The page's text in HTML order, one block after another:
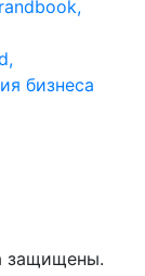
бизнеса
защищены.